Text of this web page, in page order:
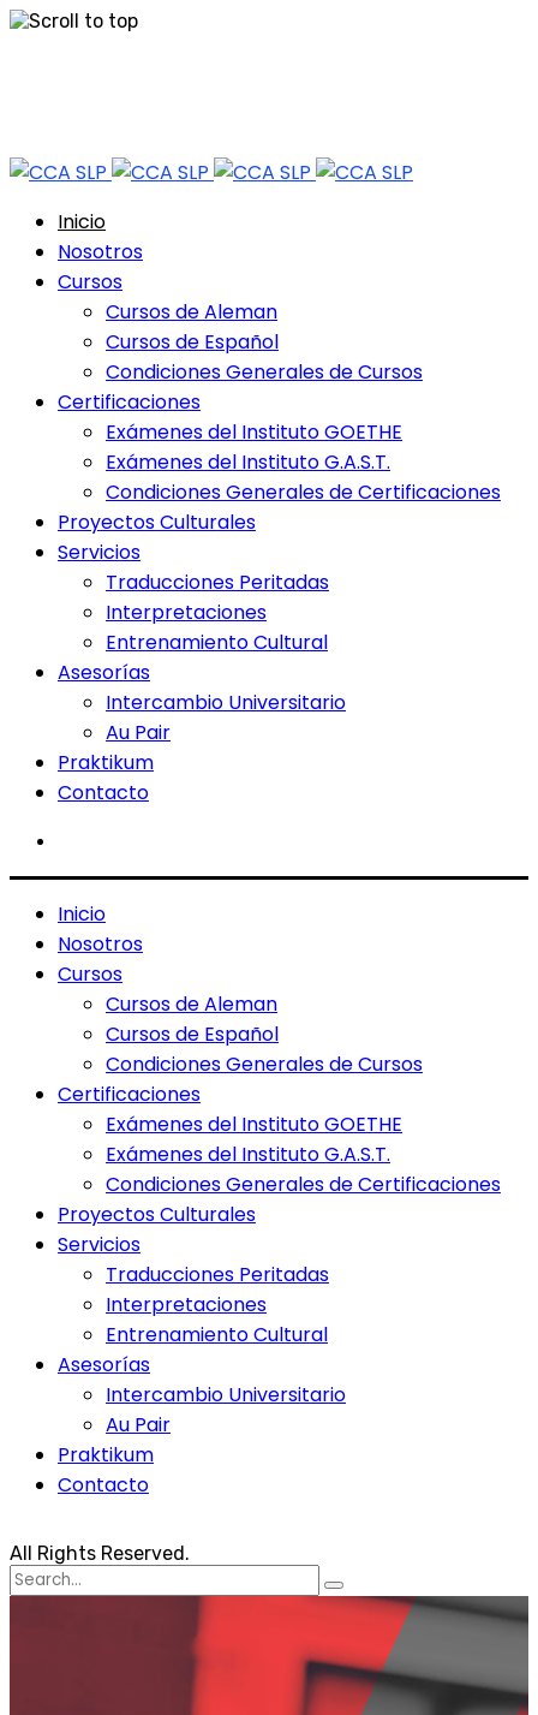
Inicio
Nosotros
Cursos
Cursos de Aleman
Cursos de Español
Condiciones Generales de Cursos
Certificaciones
Exámenes del Instituto GOETHE
Exámenes del Instituto G.A.S.T.
Condiciones Generales de Certificaciones
Proyectos Culturales
Servicios
Traducciones Peritadas
Interpretaciones
Entrenamiento Cultural
Asesorías
Intercambio Universitario
Au Pair
Praktikum
Contacto
Inicio
Nosotros
Cursos
Cursos de Aleman
Cursos de Español
Condiciones Generales de Cursos
Certificaciones
Exámenes del Instituto GOETHE
Exámenes del Instituto G.A.S.T.
Condiciones Generales de Certificaciones
Proyectos Culturales
Servicios
Traducciones Peritadas
Interpretaciones
Entrenamiento Cultural
Asesorías
Intercambio Universitario
Au Pair
Praktikum
Contacto
All Rights Reserved.
Search
for: